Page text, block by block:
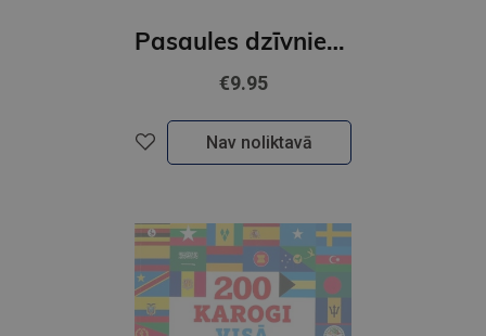
Pasaules dzīvnieki Puzzle 260 gab
€9.95
Nav noliktavā